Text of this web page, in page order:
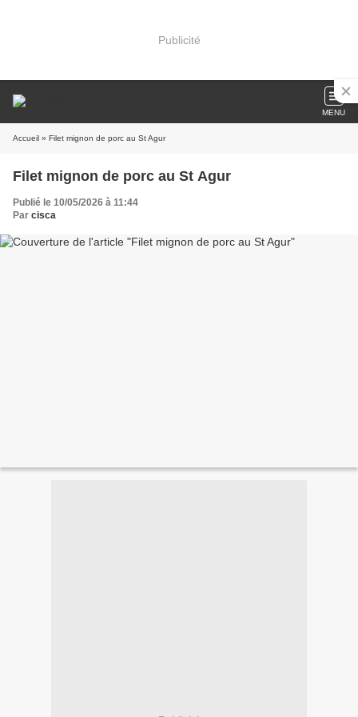
Publicité
MENU
Accueil » Filet mignon de porc au St Agur
Filet mignon de porc au St Agur
Publié le 10/05/2026 à 11:44
Par cisca